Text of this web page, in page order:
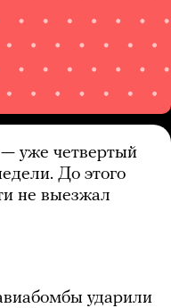
уже четвертый
До этого
не выезжал
ударили